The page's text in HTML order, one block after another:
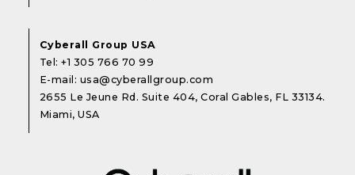
Cyberall Group USA
Tel:+1 305 766 70 99
E-mail: usa@cyberallgroup.com
2655 Le Jeune Rd. Suite 404, Coral Gables, FL 33134.
Miami, USA